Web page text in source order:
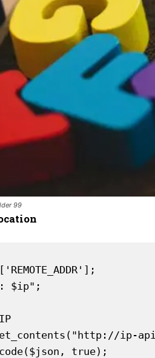
KOSTENLOS FREISCHALTEN
99
$ip";
ip-
true);